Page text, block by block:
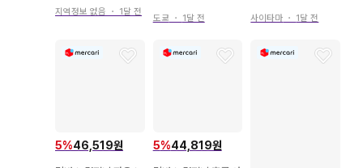
지역정보 없음 ・ 1달 전
도쿄 ・ 1달 전 사이타마 ・ 1달 전
5%46,519원 5%44,819원